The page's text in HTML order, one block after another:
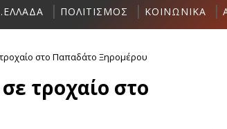
ΠΟΛΙΤΙΣΜΟΣ ΚΟΙΝΩΝΙΚΑ
στο Παπαδάτο Ξηρομέρου
τροχαίο στο